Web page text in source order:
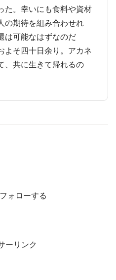
た。幸いにも食料や資材
の期待を組み合わせれ
は可能なはずなのだ
そ四十日余り。アカネ
、共に生きて帰れるの
ォローする
ーリンク